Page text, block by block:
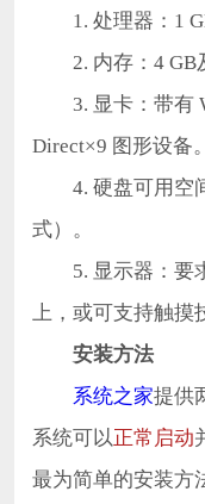
1. 处理器：1
2. 内存：4 GB
3. 显卡：带有
Direct×9 图形设备。
4. 硬盘可用空间
式）。
5. 显示器：要求
上，或可支持触摸
安装方法
系统之家提供
系统可以 正常启动
最为简单的安装方